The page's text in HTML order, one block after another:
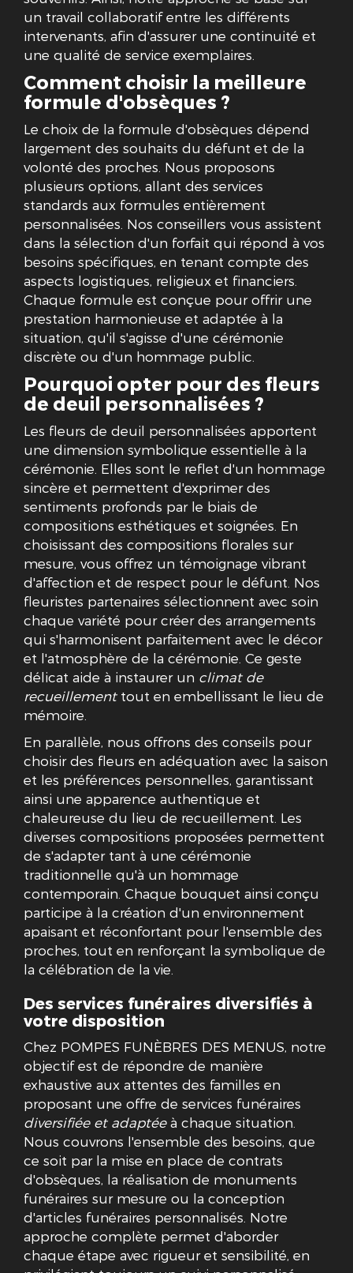
un travail collaboratif entre les différents
intervenants, afin d'assurer une continuité et
une qualité de service exemplaires.
Comment choisir la meilleure
formule d'obsèques ?
Le choix de la formule d'obsèques dépend
largement des souhaits du défunt et de la
volonté des proches. Nous proposons
plusieurs options, allant des services
standards aux formules entièrement
personnalisées. Nos conseillers vous assistent
dans la sélection d'un forfait qui répond à vos
besoins spécifiques, en tenant compte des
aspects logistiques, religieux et financiers.
Chaque formule est conçue pour offrir une
prestation harmonieuse et adaptée à la
situation, qu'il s'agisse d'une cérémonie
discrète ou d'un hommage public.
Pourquoi opter pour des fleurs
de deuil personnalisées ?
Les fleurs de deuil personnalisées apportent
une dimension symbolique essentielle à la
cérémonie. Elles sont le reflet d'un hommage
sincère et permettent d'exprimer des
sentiments profonds par le biais de
compositions esthétiques et soignées. En
choisissant des compositions florales sur
mesure, vous offrez un témoignage vibrant
d'affection et de respect pour le défunt. Nos
fleuristes partenaires sélectionnent avec soin
chaque variété pour créer des arrangements
qui s'harmonisent parfaitement avec le décor
et l'atmosphère de la cérémonie. Ce geste
délicat aide à instaurer un climat de
recueillementtout en embellissant le lieu de
mémoire.
En parallèle, nous offrons des conseils pour
choisir des fleurs en adéquation avec la saison
et les préférences personnelles, garantissant
ainsi une apparence authentique et
chaleureuse du lieu de recueillement. Les
diverses compositions proposées permettent
de s'adapter tant à une cérémonie
traditionnelle qu'à un hommage
contemporain. Chaque bouquet ainsi conçu
participe à la création d'un environnement
apaisant et réconfortant pour l'ensemble des
proches, tout en renforçant la symbolique de
la célébration de la vie.
Des services funéraires diversifiés à
votre disposition
Chez POMPES FUNÈBRES DES MENUS, notre
objectif est de répondre de manière
exhaustive aux attentes des familles en
proposant une offre de services funéraires
diversifiée et adaptéeà chaque situation.
Nous couvrons l'ensemble des besoins, que
ce soit par la mise en place de contrats
d'obsèques, la réalisation de monuments
funéraires sur mesure ou la conception
d'articles funéraires personnalisés. Notre
approche complète permet d'aborder
chaque étape avec rigueur et sensibilité, en